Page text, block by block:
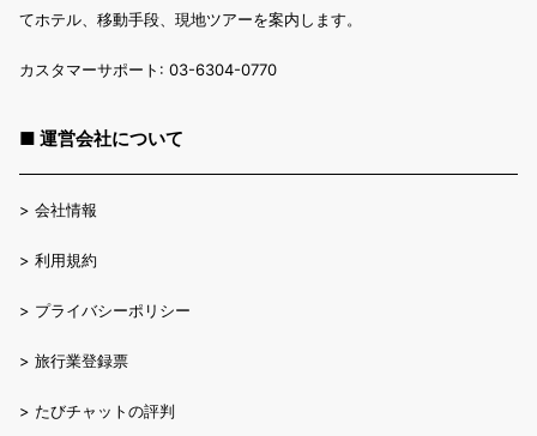
てホテル、移動手段、現地ツアーを案内します。
カスタマーサポート: 03-6304-0770
■ 運営会社について
> 会社情報
> 利用規約
> プライバシーポリシー
> 旅行業登録票
> たびチャットの評判